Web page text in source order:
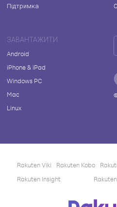
Підтримка
ЗАВАНТАЖИТИ
Android
iPhone & iPad
Windows PC
Mac
Linux
Rakuten Viki Rakuten Kobo
Rakuten Insight